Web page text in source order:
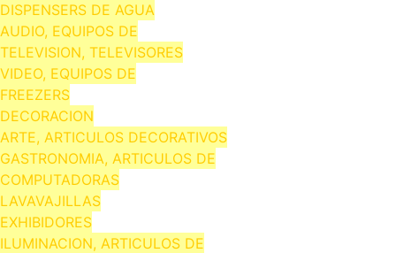
DISPENSERS DE AGUA
AUDIO, EQUIPOS DE
TELEVISION, TELEVISORES
VIDEO, EQUIPOS DE
FREEZERS
DECORACION
ARTE, ARTICULOS DECORATIVOS
GASTRONOMIA, ARTICULOS DE
COMPUTADORAS
LAVAVAJILLAS
EXHIBIDORES
ILUMINACION, ARTICULOS DE